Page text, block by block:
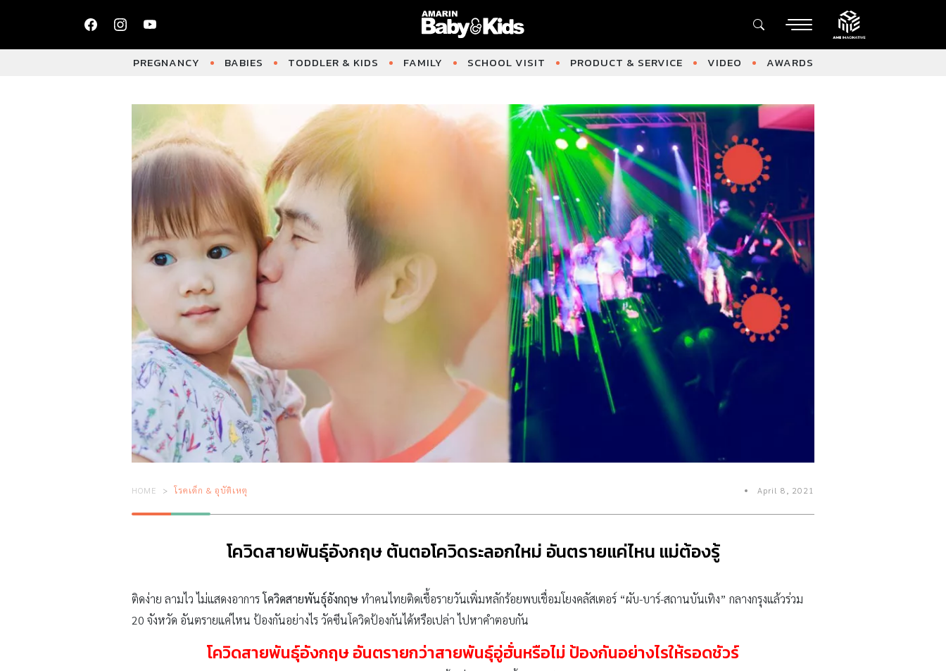
PREGNANCY BABIES TODDLER & KIDS FAMILY SCHOOL VISIT PRODUCT & SERVICE VIDEO AWARDS
HOME โรคเด็ก & อุบัติเหตุ April 8, 2021
โควิดสายพันธุ์อังกฤษ ต้นตอโควิดระลอกใหม่ อันตรายแค่ไหน แม่ต้องรู้
ติดง่าย ลามไว ไม่แสดงอาการโควิดสายพันธุ์อังกฤษ ทำคนไทยติดเชื้อรายวันเพิ่มหลักร้อยพบเชื่อมโยงคลัสเตอร์ “ผับ-บาร์-สถานบันเทิง” กลางกรุงแล้วร่วม
20 จังหวัด อันตรายแค่ไหน ป้องกันอย่างไร วัคซีนโควิดป้องกันได้หรือเปล่า ไปหาคำตอบกัน
โควิดสายพันธุ์อังกฤษ อันตรายกว่าสายพันธุ์อู่ฮั่นหรือไม่ ป้องกันอย่างไรให้รอดชัวร์